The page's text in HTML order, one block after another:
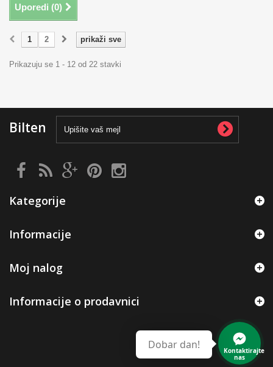
Uporedi (0)
prikaži sve
1 2
Prikazuju se 1 - 12 od 22 stavki
Bilten
Kategorije
Informacije
Moj nalog
Informacije o prodavnici
Kontaktirajte
nas
Dobar dan!